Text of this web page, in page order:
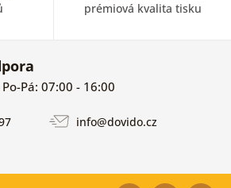
prémiová kvalita tisku
Pá: 07:00 - 16:00
info@dovido.cz